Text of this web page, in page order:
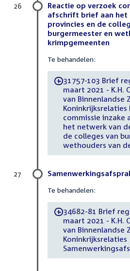
Reactie op verzoek
afschrift brief aan het
provincies en de
burgermeester en
krimpgemeenten
Te behandelen:
-31757-103 Brief
maart 2021 - K.H.
van Binnenlandse
Koninkrijksrelaties
commissie
het netwerk van
de colleges van
wethouders van
26
Te behandelen:
-34682-81 Brief
maart 2021 - K.H.
van Binnenlandse
Koninkrijksrelaties
27